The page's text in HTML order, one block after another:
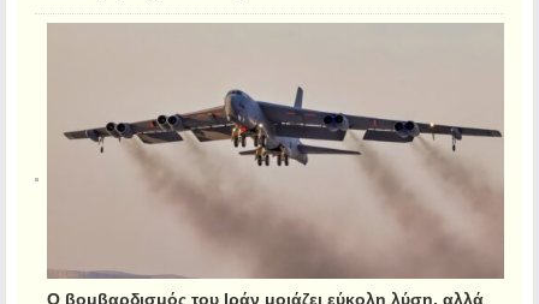
Ο βομβαρδισμός του Ιράν μοιάζει εύκολη λύση, αλλά